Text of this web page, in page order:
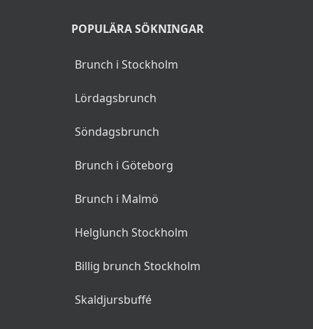
POPULÄRA SÖKNINGAR
Brunch i Stockholm
Lördagsbrunch
Söndagsbrunch
Brunch i Göteborg
Brunch i Malmö
Helglunch Stockholm
Billig brunch Stockholm
Skaldjursbuffé